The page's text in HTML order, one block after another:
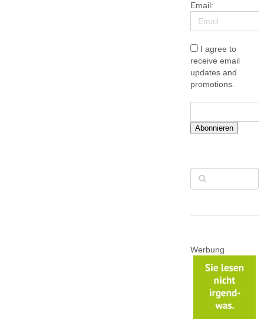
Email:
I agree to
receive email
updates and
promotions.
Abonnieren
Werbung